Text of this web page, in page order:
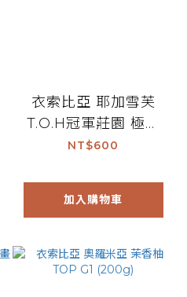
衣索比亞 耶加雪芙
T.O.H冠軍莊園 極美
‧ 花姬 (200g)
NT$600
加入購物車